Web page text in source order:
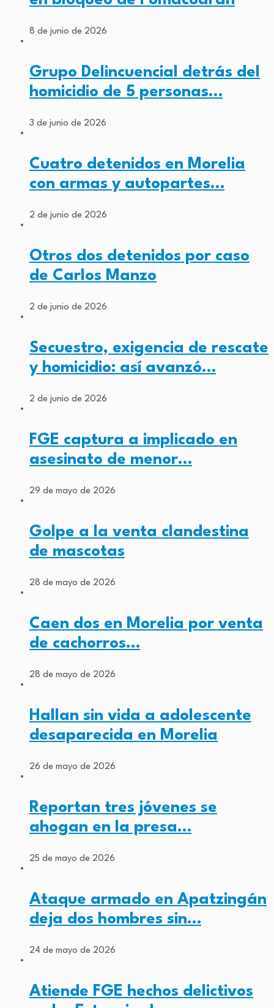
8 de junio de 2026
Grupo Delincuencial detrás del
homicidio de 5 personas…
3 de junio de 2026
Cuatro detenidos en Morelia
con armas y autopartes…
2 de junio de 2026
Otros dos detenidos por caso
de Carlos Manzo
2 de junio de 2026
Secuestro, exigencia de rescate
y homicidio: así avanzó…
2 de junio de 2026
FGE captura a implicado en
asesinato de menor…
29 de mayo de 2026
Golpe a la venta clandestina
de mascotas
28 de mayo de 2026
Caen dos en Morelia por venta
de cachorros…
28 de mayo de 2026
Hallan sin vida a adolescente
desaparecida en Morelia
26 de mayo de 2026
Reportan tres jóvenes se
ahogan en la presa…
25 de mayo de 2026
Ataque armado en Apatzingán
deja dos hombres sin…
24 de mayo de 2026
Atiende FGE hechos delictivos